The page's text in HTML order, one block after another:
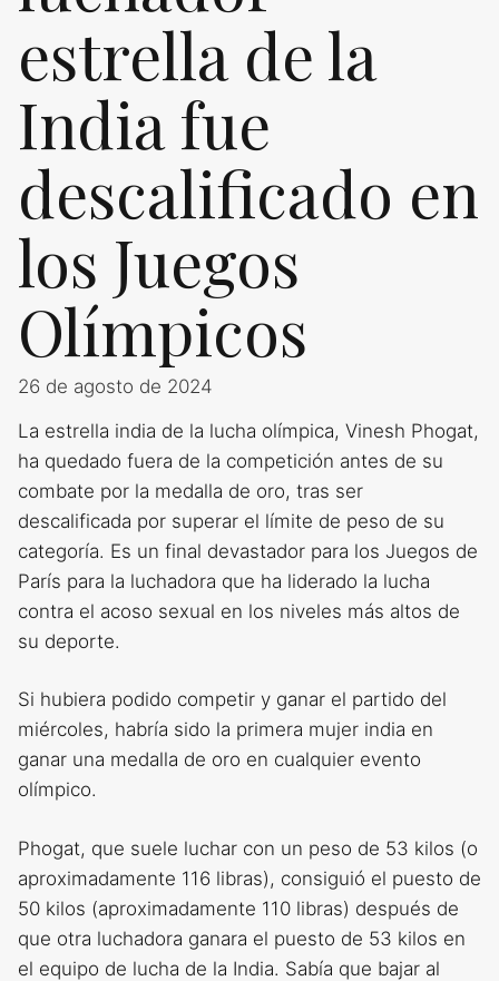
estrella de la
India fue
descalificado en
los Juegos
Olímpicos
26 de agosto de 2024
La estrella india de la lucha olímpica, Vinesh Phogat,
ha quedado fuera de la competición antes de su
combate por la medalla de oro, tras ser
descalificada por superar el límite de peso de su
categoría. Es un final devastador para los Juegos de
París para la luchadora que ha liderado la lucha
contra el acoso sexual en los niveles más altos de
su deporte.
Si hubiera podido competir y ganar el partido del
miércoles, habría sido la primera mujer india en
ganar una medalla de oro en cualquier evento
olímpico.
Phogat, que suele luchar con un peso de 53 kilos (o
aproximadamente 116 libras), consiguió el puesto de
50 kilos (aproximadamente 110 libras) después de
que otra luchadora ganara el puesto de 53 kilos en
el equipo de lucha de la India. Sabía que bajar al